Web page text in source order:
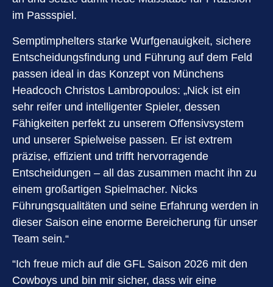
im Passspiel.
Semptimphelters starke Wurfgenauigkeit, sichere
Entscheidungsfindung und Führung auf dem Feld
passen ideal in das Konzept von Münchens
Headcoch Christos Lambropoulos: „Nick ist ein
sehr reifer und intelligenter Spieler, dessen
Fähigkeiten perfekt zu unserem Offensivsystem
und unserer Spielweise passen. Er ist extrem
präzise, effizient und trifft hervorragende
Entscheidungen – all das zusammen macht ihn zu
einem großartigen Spielmacher. Nicks
Führungsqualitäten und seine Erfahrung werden in
dieser Saison eine enorme Bereicherung für unser
Team sein.“
“Ich freue mich auf die GFL Saison 2026 mit den
Cowboys und bin mir sicher, dass wir eine